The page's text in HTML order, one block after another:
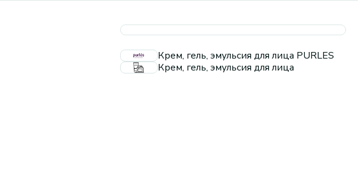
Крем, гель, эмульсия для лица PURLES
Крем, гель, эмульсия для лица